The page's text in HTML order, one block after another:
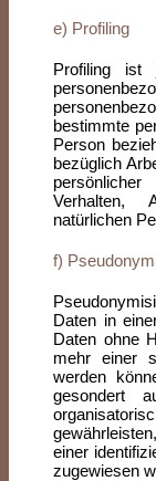
e) Profiling
Profiling ist
bestimmte
Person
bezüglich
Verhalten,
natürlichen
f)
Daten in
Daten ohne
mehr einer
werden
gesondert
einer
zugewiesen